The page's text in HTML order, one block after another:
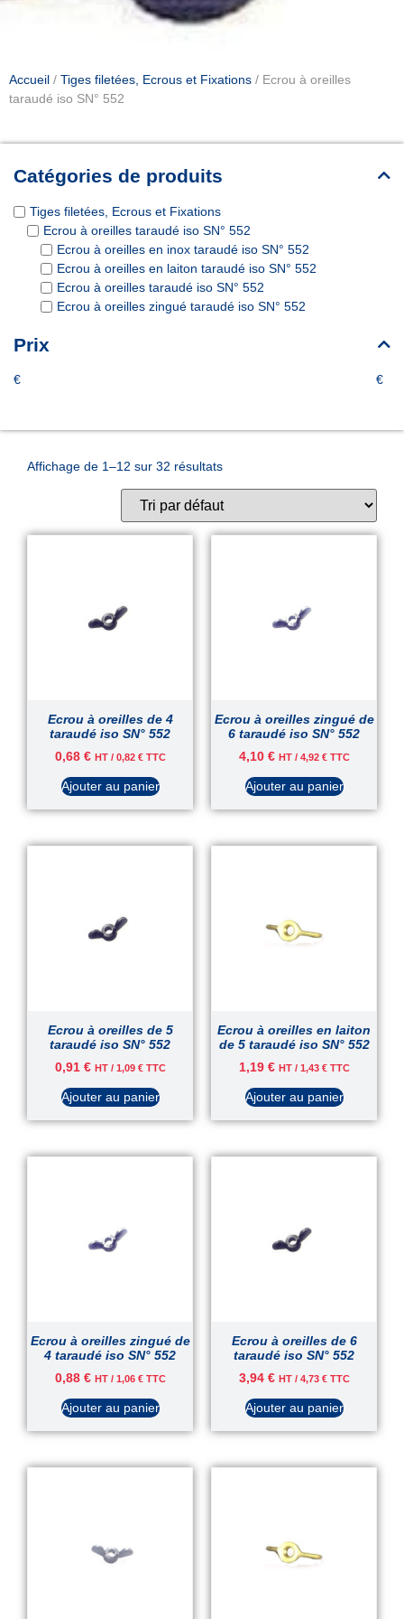
Accueil / Tiges filetées, Ecrous et Fixations / Ecrou à oreilles
taraudé iso SN° 552
Catégories de produits
Tiges filetées, Ecrous et Fixations
Ecrou à oreilles taraudé iso SN° 552
Ecrou à oreilles en inox taraudé iso SN° 552
Ecrou à oreilles en laiton taraudé iso SN° 552
Ecrou à oreilles taraudé iso SN° 552
Ecrou à oreilles zingué taraudé iso SN° 552
Prix
€ €
Affichage de 1–12 sur 32 résultats
Ecrou à oreilles de 4
taraudé iso SN° 552
0,68 € HT / 0,82 €TTC
Ajouter au panier
Ecrou à oreilles zingué de
6 taraudé iso SN° 552
4,10 € HT / 4,92 €TTC
Ajouter au panier
Ecrou à oreilles de 5
taraudé iso SN° 552
0,91 € HT / 1,09 €TTC
Ajouter au panier
Ecrou à oreilles en laiton
de 5 taraudé iso SN° 552
1,19 € HT / 1,43 €TTC
Ajouter au panier
Ecrou à oreilles zingué de
4 taraudé iso SN° 552
0,88 € HT / 1,06 €TTC
Ajouter au panier
Ecrou à oreilles de 6
taraudé iso SN° 552
3,94 € HT / 4,73 €TTC
Ajouter au panier